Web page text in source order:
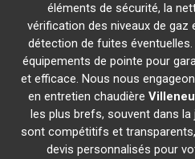
éléments de sécurité, la
vérification des niveaux de gaz
détection de fuites
équipements de pointe pour
et efficace. Nous nous
en entretien chaudière
les plus brefs, souvent dans
sont compétitifs et
devis personnalisés pour